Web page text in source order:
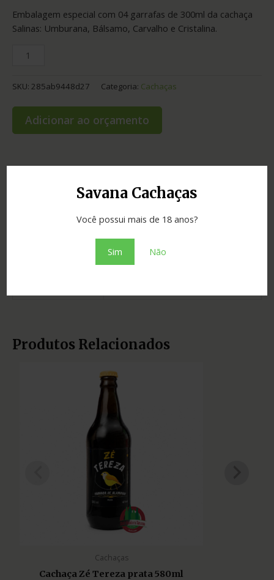
Savana Cachaças
Você possui mais de 18 anos?
Sim Não
Embalagem especial com 04 garrafas de 300ml da cachaça
Salinas: Umburana, Bálsamo, Carvalho e Cristalina.
SKU: 285ab9448d27 Categoria: Cachaças
Adicionar ao orçamento
42.00
Salinas
Minas Gerais
Produtos Relacionados
Cachaças
Cachaça Zé Tereza prata 580ml